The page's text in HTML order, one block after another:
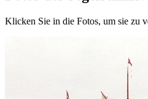
Klicken Sie in die Fotos, um sie zu